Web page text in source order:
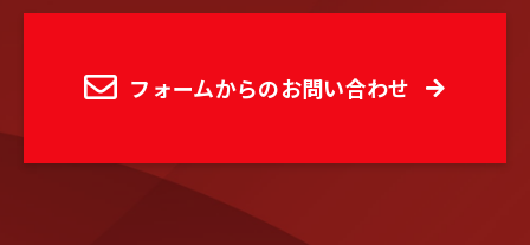
フォームからのお問い合わせ